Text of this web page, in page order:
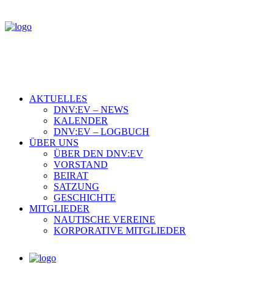
AKTUELLES
DNV:EV – NEWS
KALENDER
DNV:EV – LOGBUCH
ÜBER UNS
ÜBER DEN DNV:EV
VORSTAND
BEIRAT
SATZUNG
GESCHICHTE
MITGLIEDER
NAUTISCHE VEREINE
KORPORATIVE MITGLIEDER